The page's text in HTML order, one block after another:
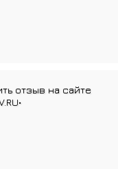
отзыв на сайте